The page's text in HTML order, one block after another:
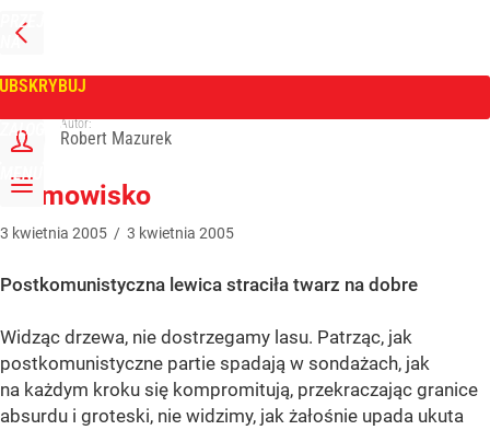
PRZEJDŹ
NA
GŁÓWNĄ
ZALOGUJ
MENU
Tygodnik Wprost
Autor:
Robert Mazurek
Złomowisko
3 kwietnia 2005 / 3 kwietnia 2005
Postkomunistyczna lewica straciła twarz na dobre
Widząc drzewa, nie dostrzegamy lasu. Patrząc, jak
postkomunistyczne partie spadają w sondażach, jak
na każdym kroku się kompromitują, przekraczając granice
absurdu i groteski, nie widzimy, jak żałośnie upada ukuta